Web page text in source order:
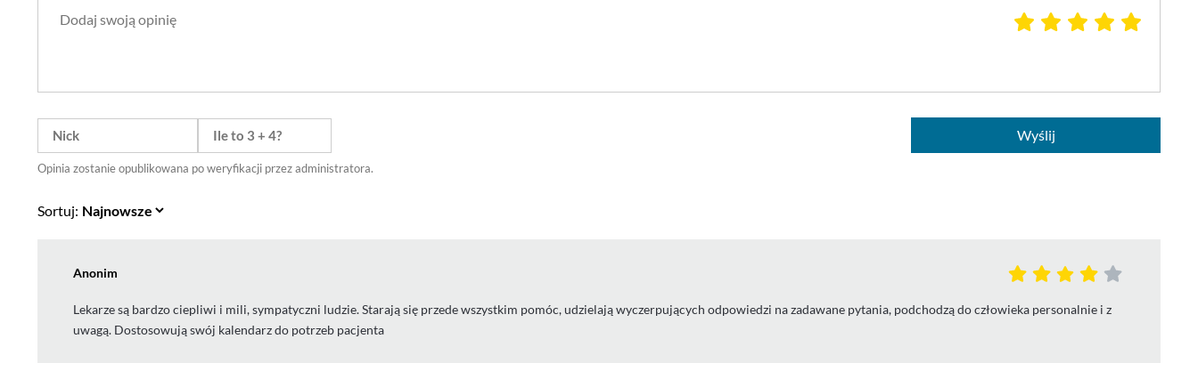
Wyślij
Opinia zostanie opublikowana po weryfikacji przez administratora.
Sortuj:
Anonim
Lekarze są bardzo ciepliwi i mili, sympatyczni ludzie. Starają się przede wszystkim pomóc, udzielają wyczerpujących odpowiedzi na zadawane pytania, podchodzą do człowieka personalnie i z
uwagą. Dostosowują swój kalendarz do potrzeb pacjenta